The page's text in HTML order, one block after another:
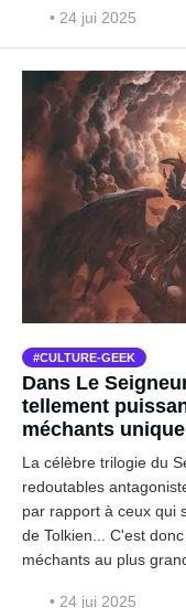
• 24 jui 2025
CULTURE-GEEK
Dans Le
tellement
méchants
La célèbre trilogie du
redoutables
par rapport à ceux qui
de Tolkien... C'est
méchants au plus
• 24 jui 2025